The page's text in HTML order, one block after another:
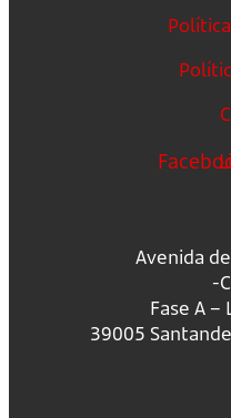
Avenida
-
Fase A –
39005